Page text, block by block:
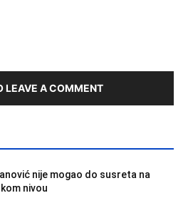
LEAVE A COMMENT
nije mogao do susreta na
nivou